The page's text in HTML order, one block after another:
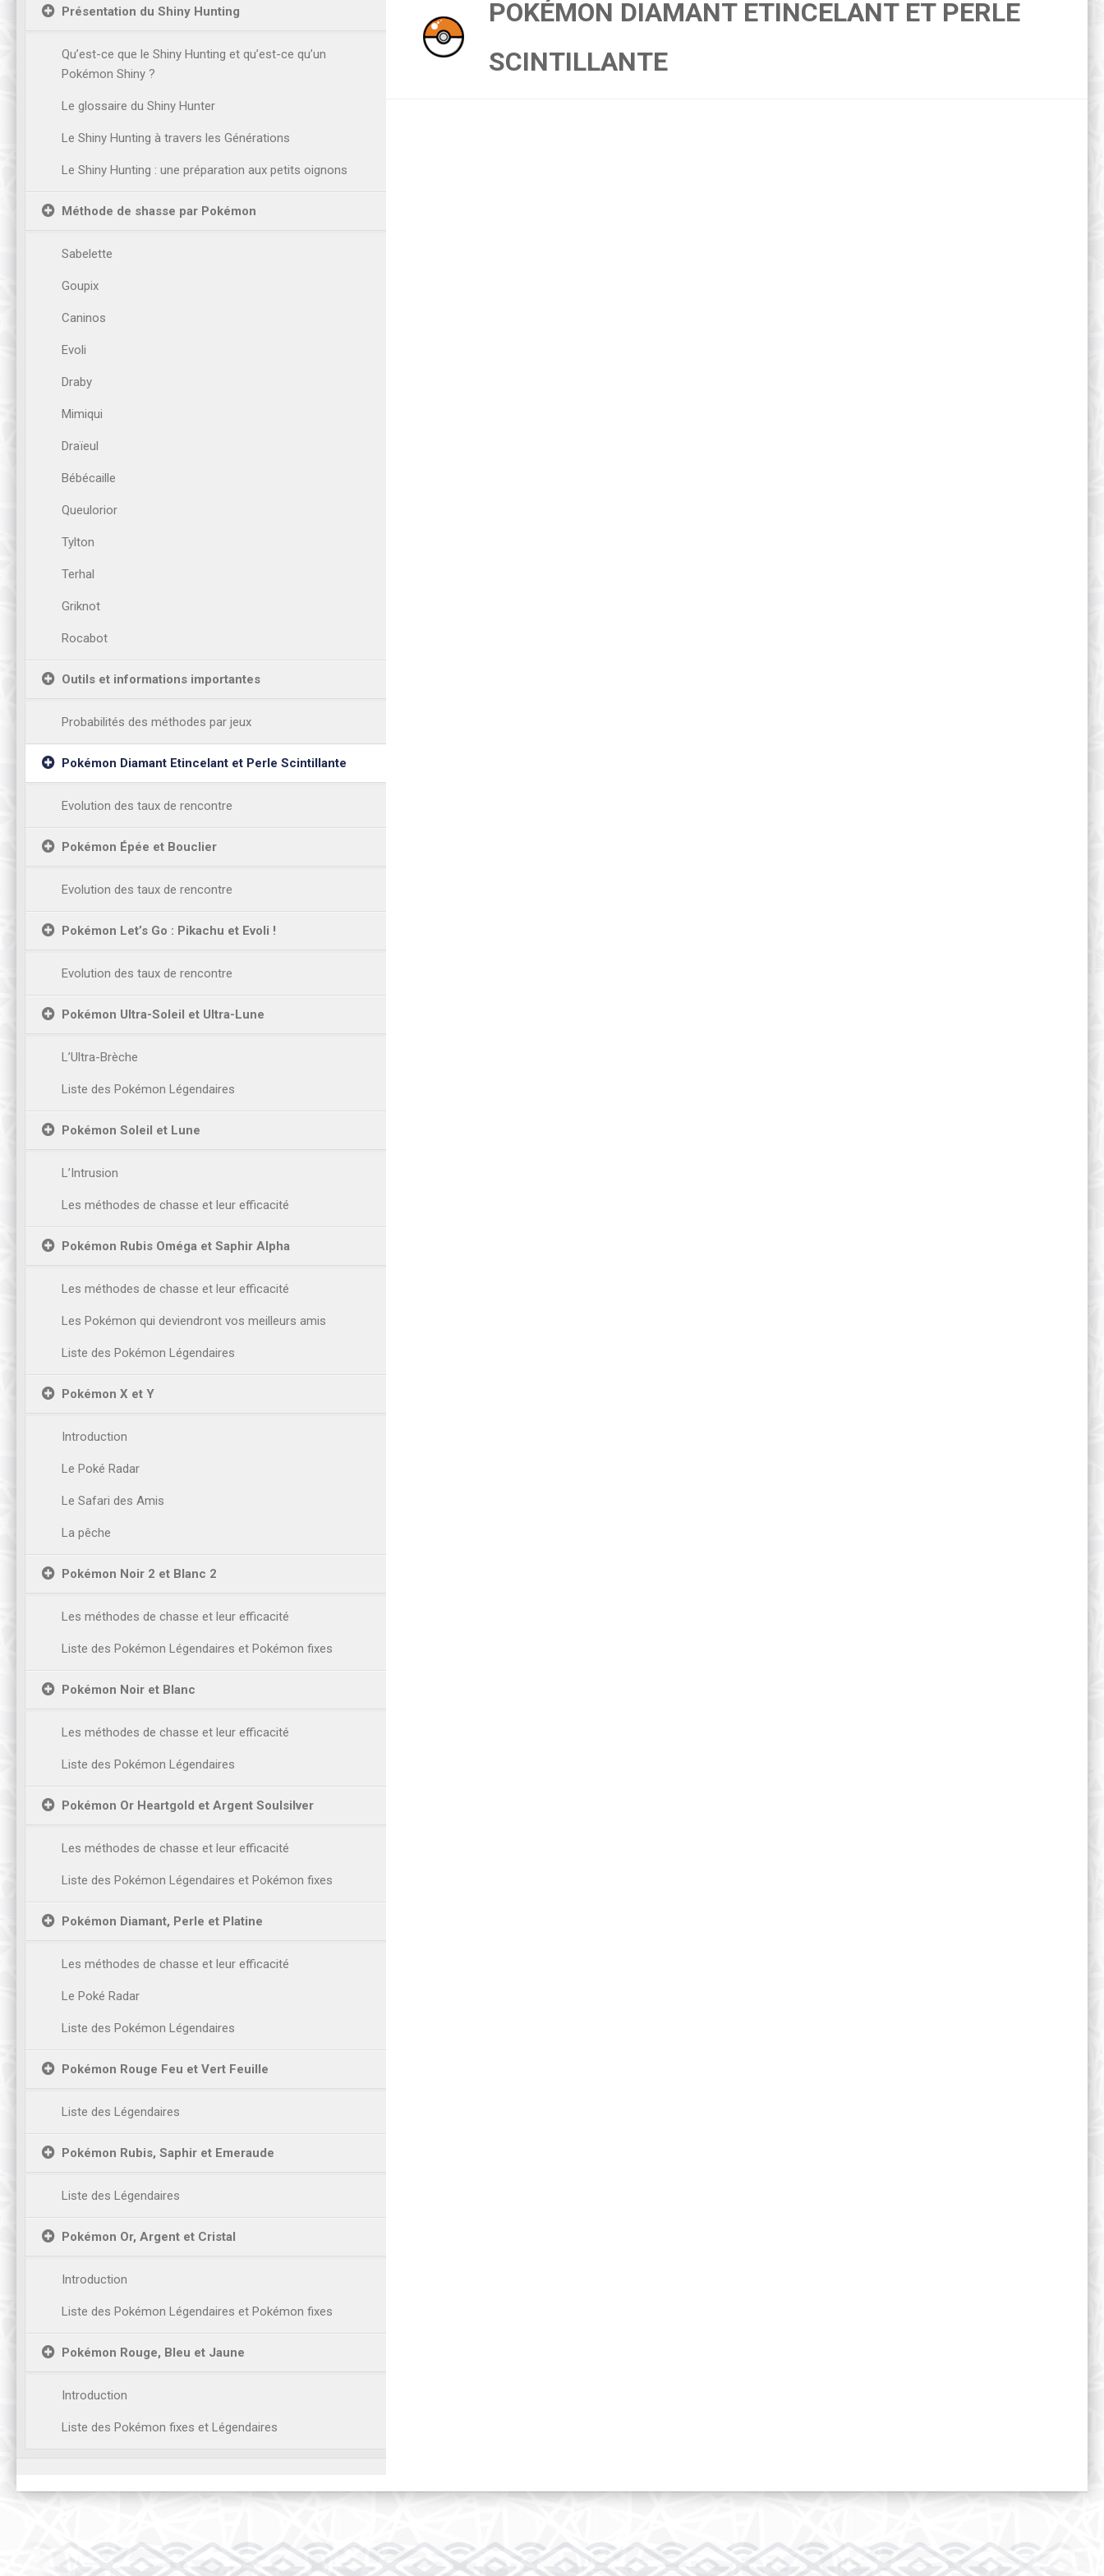
POKÉMON DIAMANT ETINCELANT ET PERLE
SCINTILLANTE
Présentation du Shiny Hunting
Qu’est-ce que le Shiny Hunting et qu’est-ce qu’un
Pokémon Shiny ?
Le glossaire du Shiny Hunter
Le Shiny Hunting à travers les Générations
Le Shiny Hunting : une préparation aux petits oignons
Méthode de shasse par Pokémon
Sabelette
Goupix
Caninos
Evoli
Draby
Mimiqui
Draïeul
Bébécaille
Queulorior
Tylton
Terhal
Griknot
Rocabot
Outils et informations importantes
Probabilités des méthodes par jeux
Pokémon Diamant Etincelant et Perle Scintillante
Evolution des taux de rencontre
Pokémon Épée et Bouclier
Evolution des taux de rencontre
Pokémon Let’s Go : Pikachu et Evoli !
Evolution des taux de rencontre
Pokémon Ultra-Soleil et Ultra-Lune
L’Ultra-Brèche
Liste des Pokémon Légendaires
Pokémon Soleil et Lune
L’Intrusion
Les méthodes de chasse et leur efficacité
Pokémon Rubis Oméga et Saphir Alpha
Les méthodes de chasse et leur efficacité
Les Pokémon qui deviendront vos meilleurs amis
Liste des Pokémon Légendaires
Pokémon X et Y
Introduction
Le Poké Radar
Le Safari des Amis
La pêche
Pokémon Noir 2 et Blanc 2
Les méthodes de chasse et leur efficacité
Liste des Pokémon Légendaires et Pokémon fixes
Pokémon Noir et Blanc
Les méthodes de chasse et leur efficacité
Liste des Pokémon Légendaires
Pokémon Or Heartgold et Argent Soulsilver
Les méthodes de chasse et leur efficacité
Liste des Pokémon Légendaires et Pokémon fixes
Pokémon Diamant, Perle et Platine
Les méthodes de chasse et leur efficacité
Le Poké Radar
Liste des Pokémon Légendaires
Pokémon Rouge Feu et Vert Feuille
Liste des Légendaires
Pokémon Rubis, Saphir et Emeraude
Liste des Légendaires
Pokémon Or, Argent et Cristal
Introduction
Liste des Pokémon Légendaires et Pokémon fixes
Pokémon Rouge, Bleu et Jaune
Introduction
Liste des Pokémon fixes et Légendaires